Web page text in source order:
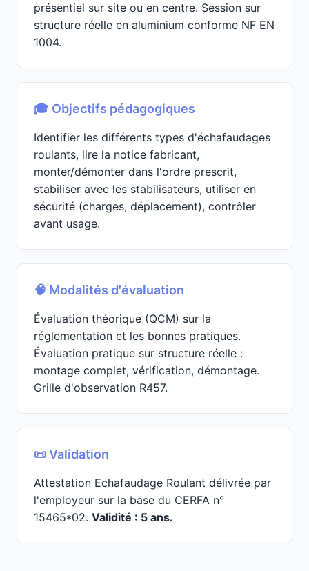
présentiel sur site ou en centre. Session sur
structure réelle en aluminium conforme NF EN
1004.
🎓 Objectifs pédagogiques
Identifier les différents types d'échafaudages
roulants, lire la notice fabricant,
monter/démonter dans l'ordre prescrit,
stabiliser avec les stabilisateurs, utiliser en
sécurité (charges, déplacement), contrôler
avant usage.
🧠 Modalités d'évaluation
Évaluation théorique (QCM) sur la
réglementation et les bonnes pratiques.
Évaluation pratique sur structure réelle :
montage complet, vérification, démontage.
Grille d'observation R457.
📜 Validation
Attestation Echafaudage Roulant délivrée par
l'employeur sur la base du CERFA n°
15465*02. Validité : 5 ans.